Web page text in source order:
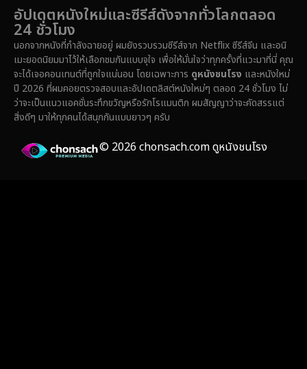
Family ครอบครัว
Fantasy จินตนาการ (336)
Fiction (14)
Gothic
อัปเดตหนังใหม่และซีรีส์ดังจากทั่วโลกตลอด
24 ชั่วโมง
นอกจากหนังที่กำลังฉายอยู่ ผมยังรวบรวมซีรีส์จาก Netflix ซีรีส์จีน และอนิ
เมะยอดนิยมมาไว้ให้เลือกชมกันแบบจุใจ เพื่อให้มั่นใจว่าทุกครั้งที่แวะมาที่นี่ คุณ
จะได้เจอคอนเทนต์ที่ถูกใจแน่นอน โดยเฉพาะการ ดูหนังชนโรง และหนังใหม่
ปี 2026 ที่ผมคอยตรวจสอบและอัปเดตลิสต์หนังใหม่ๆ ตลอด 24 ชั่วโมง ไม่
ว่าจะเป็นแนวแอคชั่นระทึกขวัญหรือรักโรแมนติก ผมสัญญาว่าจะคัดสรรแต่
สิ่งดีๆ มาให้ทุกคนได้สนุกกันแบบยาวๆ ครับ
© 2026 chonsach.com ดูหนังชนโรง